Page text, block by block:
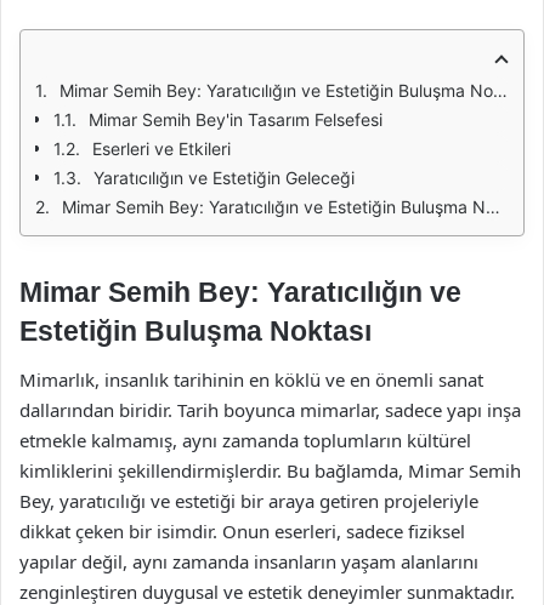
Mimar Semih Bey: Yaratıcılığın ve Estetiğin Buluşma Noktası
Mimar Semih Bey'in Tasarım Felsefesi
Eserleri ve Etkileri
Yaratıcılığın ve Estetiğin Geleceği
Mimar Semih Bey: Yaratıcılığın ve Estetiğin Buluşma Noktası
Mimar Semih Bey: Yaratıcılığın ve
Estetiğin Buluşma Noktası
Mimarlık, insanlık tarihinin en köklü ve en önemli sanat
dallarından biridir. Tarih boyunca mimarlar, sadece yapı inşa
etmekle kalmamış, aynı zamanda toplumların kültürel
kimliklerini şekillendirmişlerdir. Bu bağlamda, Mimar Semih
Bey, yaratıcılığı ve estetiği bir araya getiren projeleriyle
dikkat çeken bir isimdir. Onun eserleri, sadece fiziksel
yapılar değil, aynı zamanda insanların yaşam alanlarını
zenginleştiren duygusal ve estetik deneyimler sunmaktadır.